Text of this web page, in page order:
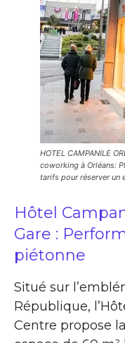
HOTEL CAMPANILE
coworking à Orléans:
tarifs pour réserver un
Hôtel
Gare :
piétonne
Situé sur
République,
Centre propose